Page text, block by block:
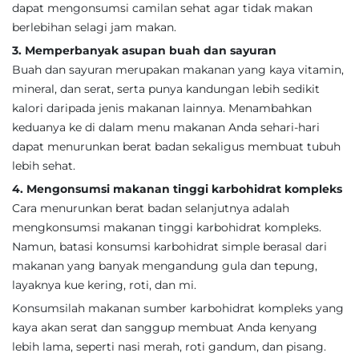
dapat mengonsumsi camilan sehat agar tidak makan
berlebihan selagi jam makan.
3. Memperbanyak asupan buah dan sayuran
Buah dan sayuran merupakan makanan yang kaya vitamin,
mineral, dan serat, serta punya kandungan lebih sedikit
kalori daripada jenis makanan lainnya. Menambahkan
keduanya ke di dalam menu makanan Anda sehari-hari
dapat menurunkan berat badan sekaligus membuat tubuh
lebih sehat.
4. Mengonsumsi makanan tinggi karbohidrat kompleks
Cara menurunkan berat badan selanjutnya adalah
mengkonsumsi makanan tinggi karbohidrat kompleks.
Namun, batasi konsumsi karbohidrat simple berasal dari
makanan yang banyak mengandung gula dan tepung,
layaknya kue kering, roti, dan mi.
Konsumsilah makanan sumber karbohidrat kompleks yang
kaya akan serat dan sanggup membuat Anda kenyang
lebih lama, seperti nasi merah, roti gandum, dan pisang.